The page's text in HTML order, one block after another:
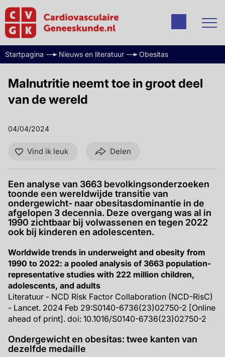
Startpagina Nieuws en literatuur Obesitas
Malnutritie neemt toe in groot deel
van de wereld
04/04/2024
Vind ik leuk Delen
Een analyse van 3663 bevolkingsonderzoeken
toonde een wereldwijde transitie van
ondergewicht- naar obesitasdominantie in de
afgelopen 3 decennia. Deze overgang was al in
1990 zichtbaar bij volwassenen en tegen 2022
ook bij kinderen en adolescenten.
Worldwide trends in underweight and obesity from
1990 to 2022: a pooled analysis of 3663 population-
representative studies with 222 million children,
adolescents, and adults
Literatuur - NCD Risk Factor Collaboration (NCD-RisC)
- Lancet. 2024 Feb 29:S0140-6736(23)02750-2 [Online
ahead of print]. doi: 10.1016/S0140-6736(23)02750-2
Ondergewicht en obesitas: twee kanten van
dezelfde medaille